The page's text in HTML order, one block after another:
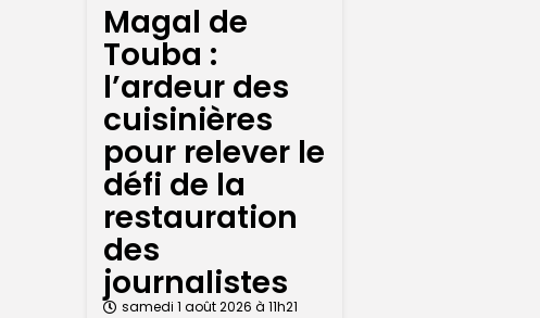
Magal de
Touba :
l’ardeur des
cuisinières
pour relever le
défi de la
restauration
des
journalistes
samedi 1 août 2026 à 11h21